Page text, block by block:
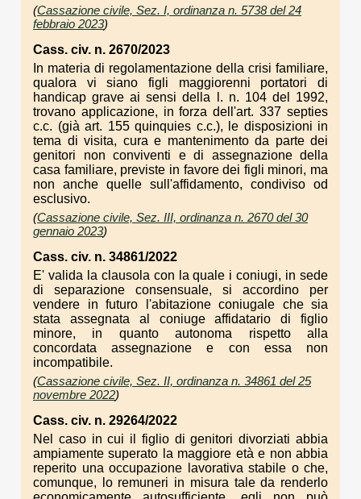
(Cassazione civile, Sez. I, ordinanza n. 5738 del 24
febbraio 2023)
Cass. civ. n. 2670/2023
In materia di regolamentazione della crisi familiare,
qualora vi siano figli maggiorenni portatori di
handicap grave ai sensi della l. n. 104 del 1992,
trovano applicazione, in forza dell'art. 337 septies
c.c. (già art. 155 quinquies c.c.), le disposizioni in
tema di visita, cura e mantenimento da parte dei
genitori non conviventi e di assegnazione della
casa familiare, previste in favore dei figli minori, ma
non anche quelle sull'affidamento, condiviso od
esclusivo.
(Cassazione civile, Sez. III, ordinanza n. 2670 del 30
gennaio 2023)
Cass. civ. n. 34861/2022
E' valida la clausola con la quale i coniugi, in sede
di separazione consensuale, si accordino per
vendere in futuro l'abitazione coniugale che sia
stata assegnata al coniuge affidatario di figlio
minore, in quanto autonoma rispetto alla
concordata assegnazione e con essa non
incompatibile.
(Cassazione civile, Sez. II, ordinanza n. 34861 del 25
novembre 2022)
Cass. civ. n. 29264/2022
Nel caso in cui il figlio di genitori divorziati abbia
ampiamente superato la maggiore età e non abbia
reperito una occupazione lavorativa stabile o che,
comunque, lo remuneri in misura tale da renderlo